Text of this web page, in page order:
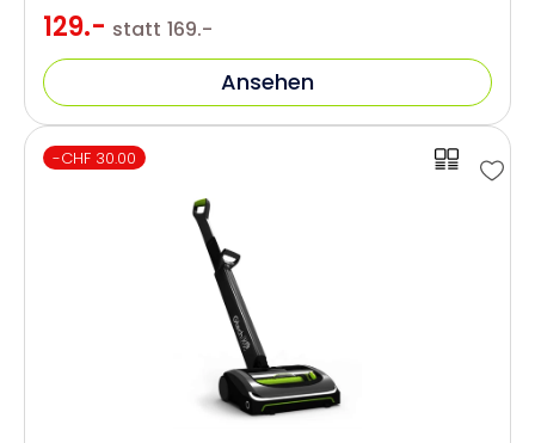
129.- statt 169.-
Ansehen
-CHF 30.00